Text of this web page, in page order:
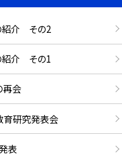
紹介 その2
紹介 その1
会
研究発表会
表